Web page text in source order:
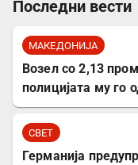
Последни вести
МАКЕДОНИЈА
Возел со 2,13
полицијата му го
СВЕТ
Германија